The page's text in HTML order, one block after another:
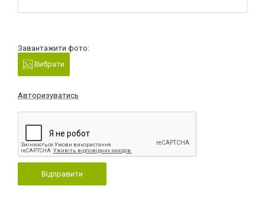
Завантажити фото:
Вибрати
Авторизуватись
Відправити